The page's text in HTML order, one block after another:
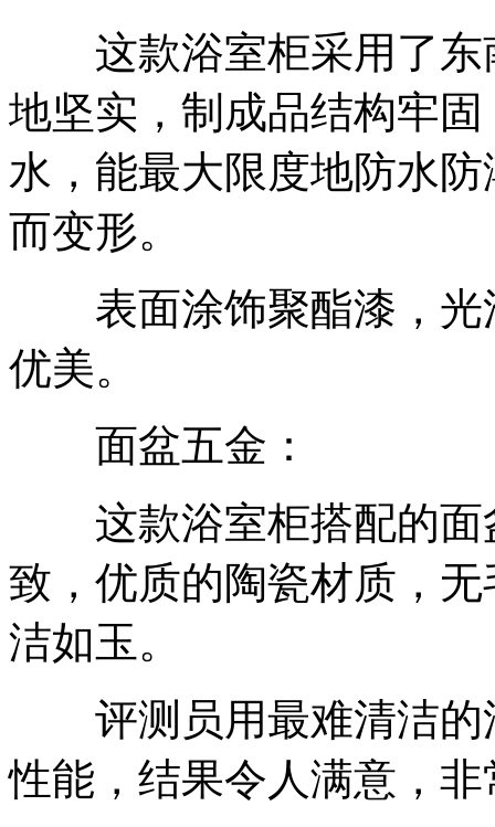
这款浴室柜采用了东
地坚实，制成品结构牢
水，能最大限度地防水
而变形。
表面涂饰聚酯漆，光
优美。
面盆五金：
这款浴室柜搭配的面
致，优质的陶瓷材质，
洁如玉。
评测员用最难清洁的
性能，结果令人满意，